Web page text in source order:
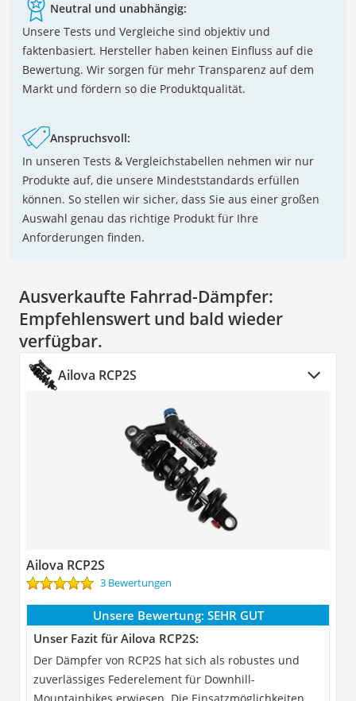
Neutral und unabhängig:
Unsere Tests und Vergleiche sind objektiv und
faktenbasiert. Hersteller haben keinen Einfluss auf die
Bewertung. Wir sorgen für mehr Transparenz auf dem
Markt und fördern so die Produktqualität.
Anspruchsvoll:
In unseren Tests & Vergleichstabellen nehmen wir nur
Produkte auf, die unsere Mindeststandards erfüllen
können. So stellen wir sicher, dass Sie aus einer großen
Auswahl genau das richtige Produkt für Ihre
Anforderungen finden.
Ausverkaufte Fahrrad-Dämpfer:
Empfehlenswert und bald wieder
verfügbar.
Ailova RCP2S
Ailova RCP2S
3 Bewertungen
Unsere Bewertung: SEHR GUT
Unser Fazit für Ailova RCP2S:
Der Dämpfer von RCP2S hat sich als robustes und
zuverlässiges Federelement für Downhill-